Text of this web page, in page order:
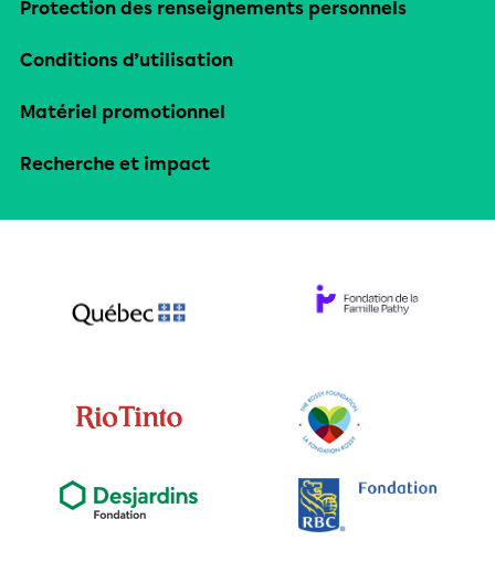
Protection des renseignements personnels
Conditions d’utilisation
Matériel promotionnel
Recherche et impact